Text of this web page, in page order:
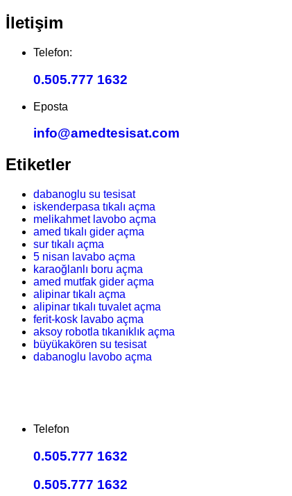
İletişim
Telefon:
0.505.777 1632
Eposta
info@amedtesisat.com
Etiketler
dabanoglu su tesisat
iskenderpasa tıkalı açma
melikahmet lavobo açma
amed tıkalı gider açma
sur tıkalı açma
5 nisan lavabo açma
karaoğlanlı boru açma
amed mutfak gider açma
alipinar tıkalı açma
alipinar tıkalı tuvalet açma
ferit-kosk lavabo açma
aksoy robotla tıkanıklık açma
büyükakören su tesisat
dabanoglu lavobo açma
Telefon
0.505.777 1632
0.505.777 1632